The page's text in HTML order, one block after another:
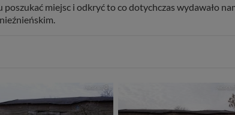
miejsc i odkryć to co dotychczas wydawało